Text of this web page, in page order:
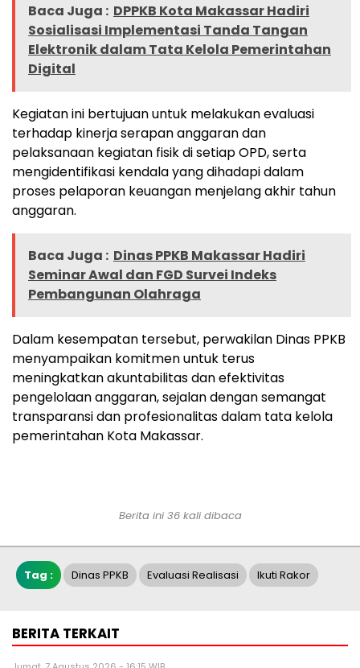
Baca Juga : DPPKB Kota Makassar Hadiri
Sosialisasi Implementasi Tanda Tangan
Elektronik dalam Tata Kelola Pemerintahan
Digital
Kegiatan ini bertujuan untuk melakukan evaluasi
terhadap kinerja serapan anggaran dan
pelaksanaan kegiatan fisik di setiap OPD, serta
mengidentifikasi kendala yang dihadapi dalam
proses pelaporan keuangan menjelang akhir tahun
anggaran.
Baca Juga : Dinas PPKB Makassar Hadiri
Seminar Awal dan FGD Survei Indeks
Pembangunan Olahraga
Dalam kesempatan tersebut, perwakilan Dinas PPKB
menyampaikan komitmen untuk terus
meningkatkan akuntabilitas dan efektivitas
pengelolaan anggaran, sejalan dengan semangat
transparansi dan profesionalitas dalam tata kelola
pemerintahan Kota Makassar.
Berita ini 36 kali dibaca
Tag : Dinas PPKB Evaluasi Realisasi Ikuti Rakor
BERITA TERKAIT